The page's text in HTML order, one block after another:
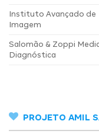
Instituto Avançado de
Imagem
Salomão & Zoppi
Diagnóstica
PROJETO AMIL